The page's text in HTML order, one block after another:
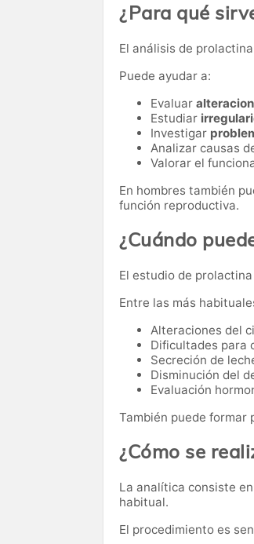
¿Para qué
El análisis de
Puede ayudar a:
Evaluar
Estudiar
Investigar
Analizar causas
Valorar el
En hombres también
función reproductiva.
¿Cuándo
El estudio de
Entre las más
Alteraciones del
Dificultades para
Secreción de
Disminución del
Evaluación
También puede formar
¿Cómo se
La analítica consiste
habitual.
El procedimiento es